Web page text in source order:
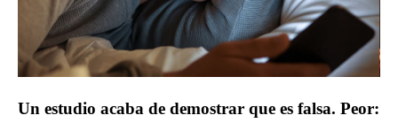
Un estudio acaba de demostrar que es falsa. Peor: